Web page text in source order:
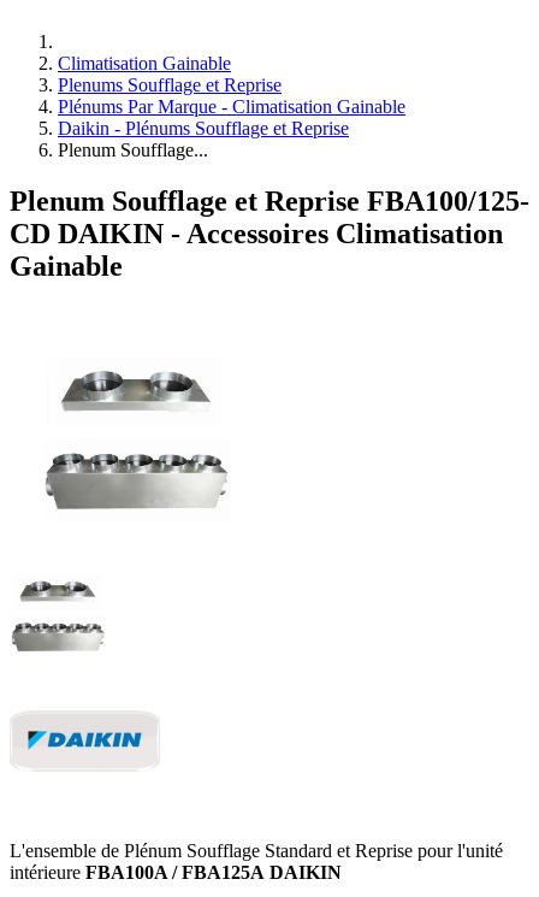
Climatisation Gainable
Plenums Soufflage et Reprise
Plénums Par Marque - Climatisation Gainable
Daikin - Plénums Soufflage et Reprise
Plenum Soufflage...
Plenum Soufflage et Reprise FBA100/125-
CD DAIKIN - Accessoires Climatisation
Gainable
L'ensemble de Plénum Soufflage Standard et Reprise pour l'unité
intérieure FBA100A / FBA125A DAIKIN